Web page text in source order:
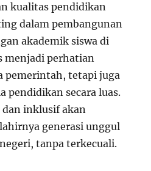
kualitas pendidikan
dalam pembangunan
akademik siswa di
menjadi perhatian
pemerintah, tetapi juga
pendidikan secara luas.
inklusif akan
generasi unggul
tanpa terkecuali.